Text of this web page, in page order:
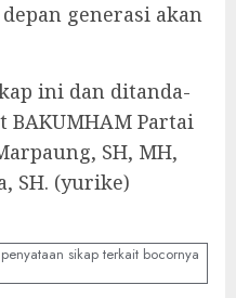
generasi akan
ini dan ditanda-
BAKUMHAM Partai
SH, MH,
SH. (yurike)
sikap terkait bocornya